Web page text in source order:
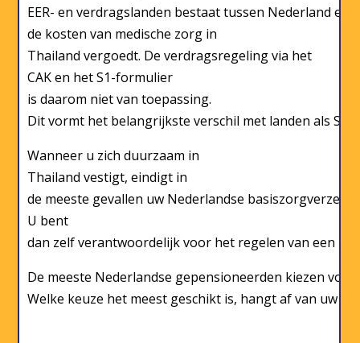
EER- en verdragslanden bestaat tussen Nederland
de kosten van medische zorg in
Thailand vergoedt. De verdragsregeling via het
CAK en het S1-formulier
is daarom niet van toepassing.
Dit vormt het belangrijkste verschil met landen als
Wanneer u zich duurzaam in
Thailand vestigt, eindigt in
de meeste gevallen uw Nederlandse
U bent
dan zelf verantwoordelijk voor het regelen van een
De meeste Nederlandse gepensioneerden kiezen
Welke keuze het meest geschikt is, hangt af van uw